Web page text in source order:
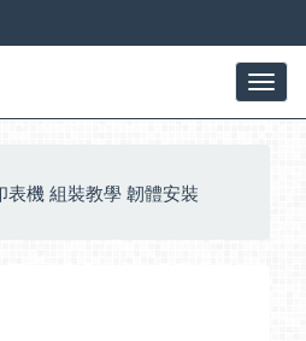
表機 組裝教學 韌體安裝